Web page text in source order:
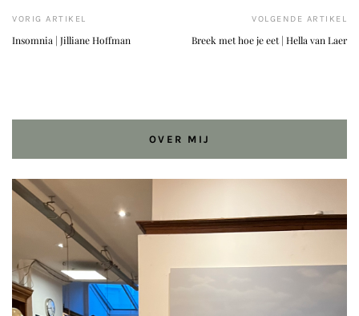
VORIG ARTIKEL
Insomnia | Jilliane Hoffman
VOLGENDE ARTIKEL
Breek met hoe je eet | Hella van Laer
OVER MIJ